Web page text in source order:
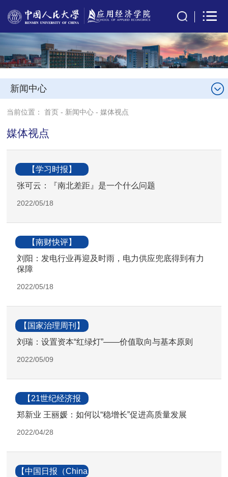
新闻中心
当前位置：首页 - 新闻中心 -媒体视点
媒体视点
【学习时报】
张可云：『南北差距』是一个什么问题
2022/05/18
【南财快评】
刘阳：发电行业再迎及时雨，电力供应兜底得到有力
保障
2022/05/18
【国家治理周刊】
刘瑞：设置资本“红绿灯”——价值取向与基本原则
2022/05/09
【21世纪经济报
道】
郑新业 王丽媛：如何以“稳增长”促进高质量发展
2022/04/28
【中国日报（China